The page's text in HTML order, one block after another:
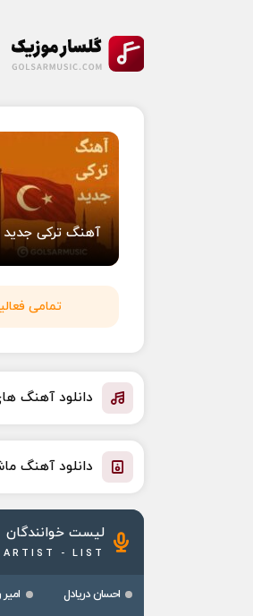
آهنگ ترکی جدید
تمامی
دانلود آهنگ
دانلود آهنگ
لیست خوانندگان
ARTIST - LIST
احسان دریادل